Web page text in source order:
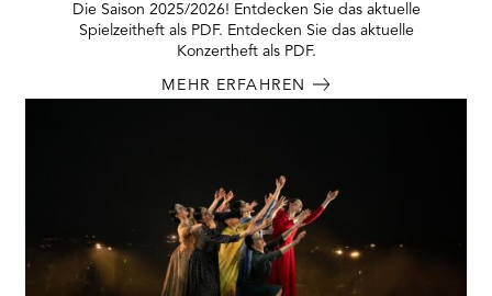
Die Saison 2025/2026! Entdecken Sie das aktuelle
Spielzeitheft als PDF. Entdecken Sie das aktuelle
Konzertheft als PDF.
MEHR ERFAHREN